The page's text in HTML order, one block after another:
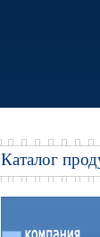
Каталог